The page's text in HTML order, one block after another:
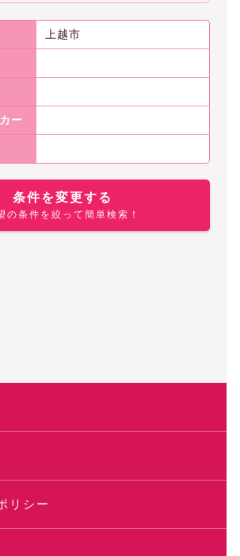
上越市
ー
条件を変更する
の条件を絞って簡単検索！
リシー